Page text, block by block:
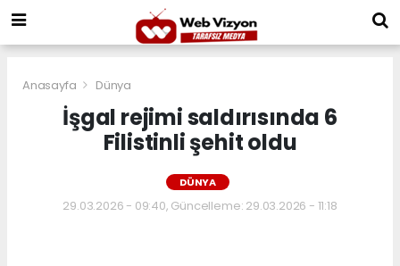
Anasayfa Dünya
İşgal rejimi saldırısında 6
Filistinli şehit oldu
DÜNYA
29.03.2026 - 09:40, Güncelleme: 29.03.2026 - 11:18